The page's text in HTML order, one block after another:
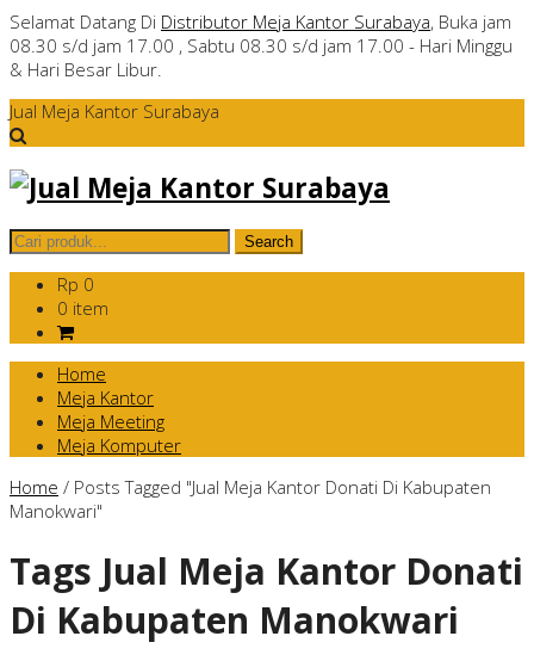
Selamat Datang Di Distributor Meja Kantor Surabaya, Buka jam
08.30 s/d jam 17.00 , Sabtu 08.30 s/d jam 17.00 - Hari Minggu
& Hari Besar Libur.
Jual Meja Kantor Surabaya
Rp 0
0 item
Home
Meja Kantor
Meja Meeting
Meja Komputer
Home / Posts Tagged "Jual Meja Kantor Donati Di Kabupaten
Manokwari"
Tags Jual Meja Kantor Donati
Di Kabupaten Manokwari